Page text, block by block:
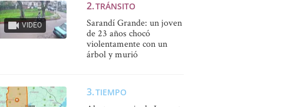
VIDEO
TRÁNSITO
Sarandí Grande: un joven
de 23 años chocó
violentamente con un
árbol y murió
TIEMPO